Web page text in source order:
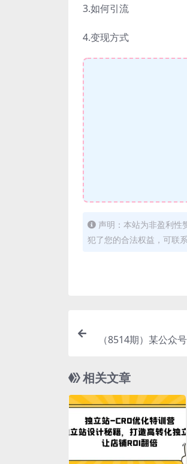
3.如何引流
4.变现方式
声明：本站为非盈利性
犯了您的合法权益，可联
（8514期）某公众
相关文章